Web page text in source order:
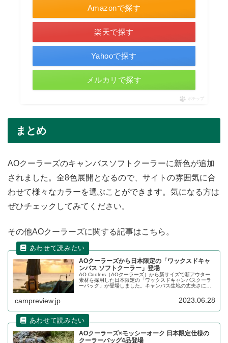
Amazonで探す
楽天で探す
Yahooで探す
メルカリで探す
ポチップ
まとめ
AOクーラーズのキャンバスソフトクーラーに新色が追加
されました。全8色展開となるので、サイトの雰囲気に合
わせて様々なカラーを選ぶことができます。気になる方は
ぜひチェックしてみてください。
その他AOクーラーズに関する記事はこちら。
AOクーラーズから日本限定の「ワックスドキャ
ンバス ソフトクーラー」登場
AO Coolers（AOクーラーズ）から新サイズで新アウター
素材を採用した日本限定の「ワックスドキャンバスクーラ
ーバッグ」が登場しました。キャンバス生地の丈夫さに加
風合い・色合いが変化し、エイジングも楽しめます。詳細
campreview.jp 2023.06.28
AOクーラーズ×モッシーオーク 日本限定仕様の
クーラーバッグ4品登場